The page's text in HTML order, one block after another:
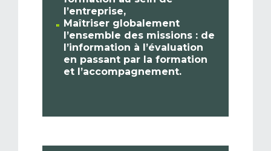
l’entreprise,
Maîtriser globalement
l’ensemble des missions : de
l’information à l’évaluation
en passant par la formation
et l’accompagnement.